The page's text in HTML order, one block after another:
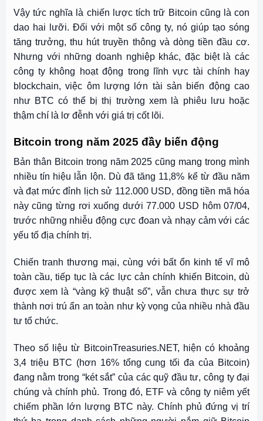
Vậy tức nghĩa là chiến lược tích trữ Bitcoin cũng là con
dao hai lưỡi. Đối với một số công ty, nó giúp tạo sóng
tăng trưởng, thu hút truyền thông và dòng tiền đầu cơ.
Nhưng với những doanh nghiệp khác, đặc biệt là các
công ty không hoạt động trong lĩnh vực tài chính hay
blockchain, việc ôm lượng lớn tài sản biến động cao
như BTC có thể bị thị trường xem là phiêu lưu hoặc
thậm chí là lơ đễnh với giá trị cốt lõi.
Bitcoin trong năm 2025 đầy biến động
Bản thân Bitcoin trong năm 2025 cũng mang trong mình
nhiều tín hiệu lẫn lộn. Dù đã tăng 11,8% kể từ đầu năm
và đạt mức đỉnh lịch sử 112.000 USD, đồng tiền mã hóa
này cũng từng rơi xuống dưới 77.000 USD hôm 07/04,
trước những nhiễu động cực đoan và nhạy cảm với các
yếu tố địa chính trị.
Chiến tranh thương mại, cùng với bất ổn kinh tế vĩ mô
toàn cầu, tiếp tục là các lực cản chính khiến Bitcoin, dù
được xem là “vàng kỹ thuật số”, vẫn chưa thực sự trở
thành nơi trú ẩn an toàn như kỳ vọng của nhiều nhà đầu
tư tổ chức.
Theo số liệu từ BitcoinTreasuries.NET, hiện có khoảng
3,4 triệu BTC (hơn 16% tổng cung tối đa của Bitcoin)
đang nằm trong “két sắt” của các quỹ đầu tư, công ty đại
chúng và chính phủ. Trong đó, ETF và công ty niêm yết
chiếm phần lớn lượng BTC này. Chính phủ đứng vị trí